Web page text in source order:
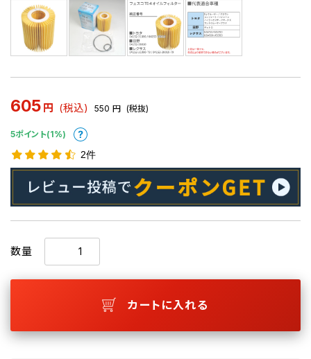
605 円 (税込) 550 円 (税抜)
5ポイント(1%)
2件
数量
カートに入れる